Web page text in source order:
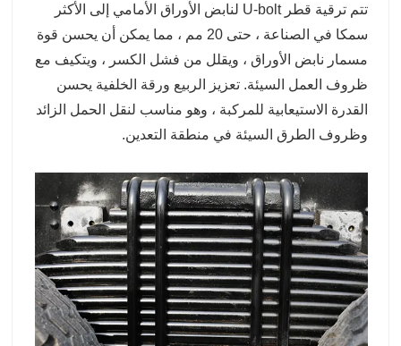
تتم ترقية قطر U-bolt لنابض الأوراق الأمامي إلى الأكثر
سمكا في الصناعة ، حتى 20 مم ، مما يمكن أن يحسن قوة
مسمار نابض الأوراق ، ويقلل من فشل الكسر ، ويتكيف مع
ظروف العمل السيئة. تعزيز الربيع ورقة الخلفية يحسن
القدرة الاستيعابية للمركبة ، وهو مناسب لنقل الحمل الزائد
وظروف الطرق السيئة في منطقة التعدين.